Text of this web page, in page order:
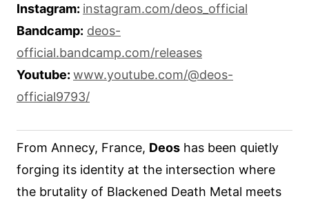
Instagram: instagram.com/deos_official
Bandcamp: deos-
official.bandcamp.com/releases
Youtube: www.youtube.com/@deos-
official9793/
From Annecy, France, Deos has been quietly
forging its identity at the intersection where
the brutality of Blackened Death Metal meets